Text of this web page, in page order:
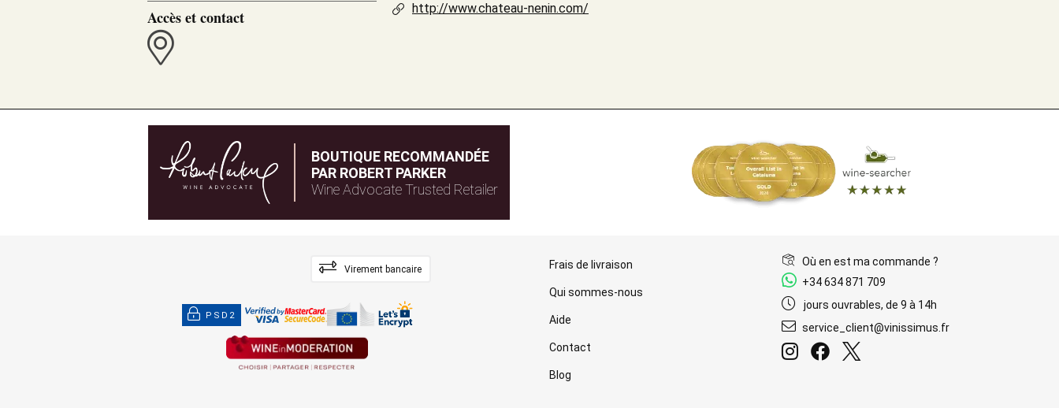
Accès et contact http://www.chateau-nenin.com/
BOUTIQUE RECOMMANDÉE
PAR ROBERT PARKER
Wine Advocate Trusted Retailer
Virement bancaire
PSD2
Frais de livraison
Qui sommes-nous
Aide
Contact
Blog
Où en est ma commande ?
+34 634 871 709
jours ouvrables, de 9 à 14h
service_client@vinissimus.fr